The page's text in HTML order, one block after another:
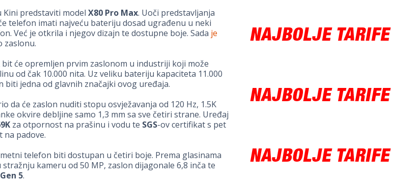
Kini predstaviti model X80 Pro Max. Uoči predstavljanja
telefon imati najveću bateriju dosad ugrađenu u neki
Već je otkrila i njegov dizajn te dostupne boje. Sada je
zaslonu.
bit će opremljen prvim zaslonom u industriji koji može
od čak 10.000 nita. Uz veliku bateriju kapaciteta 11.000
biti jedna od glavnih značajki ovog uređaja.
da će zaslon nuditi stopu osvježavanja od 120 Hz, 1.5K
okvire debljine samo 1,3 mm sa sve četiri strane. Uređaj
za otpornost na prašinu i vodu te SGS-ov certifikat s pet
na padove.
telefon biti dostupan u četiri boje. Prema glasinama
kameru od 50 MP, zaslon dijagonale 6,8 inča te
5.